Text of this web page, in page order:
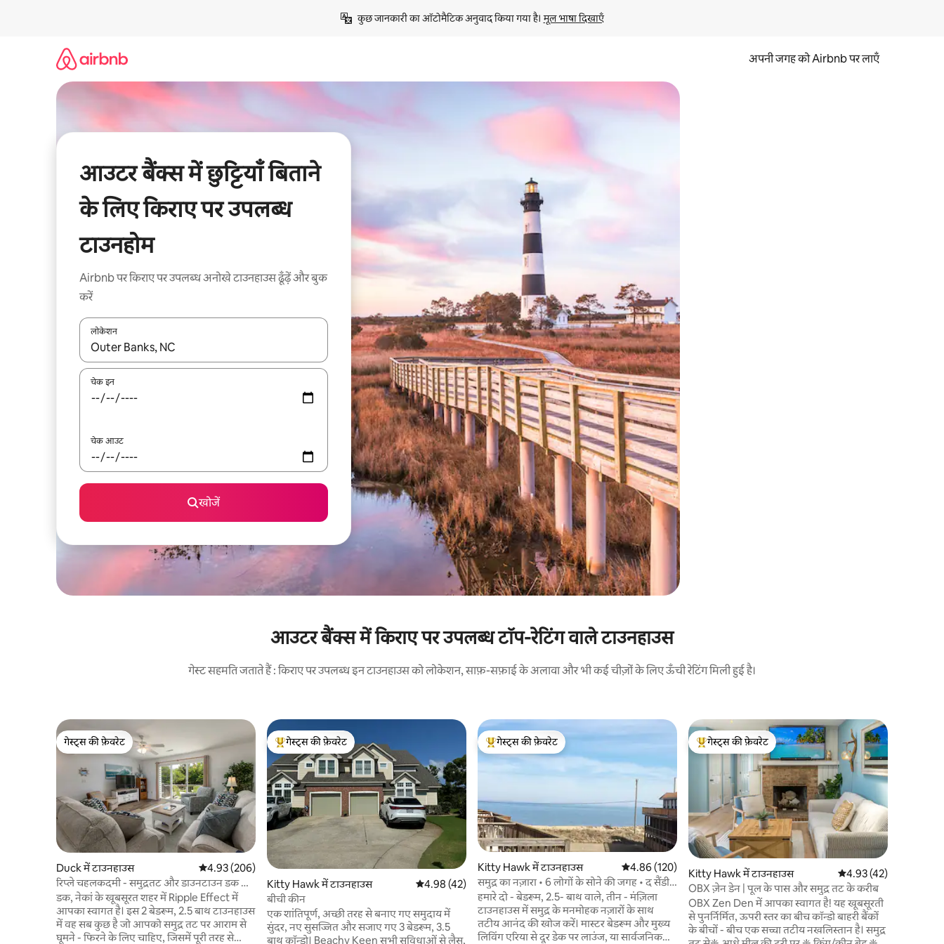
कुछ जानकारी का ऑटोमैटिक अनुवाद किया गया है। मूल भाषा दिखाएँ
अपनी जगह को Airbnb पर लाएँ
आउटर बैंक्स में छुट्टियाँ बिताने
के लिए किराए पर उपलब्ध
टाउनहोम
Airbnb पर किराए पर उपलब्ध अनोखे टाउनहाउस ढूँढ़ें और बुक
करें
लोकेशन
नतीजों के उपलब्ध होने पर, अप और डाउन 'ऐरो की' का इस्तेमाल करके नेविगेट करें या टच या फिर स्वाइप जेस्चर का इस्तेमाल करके एक्सप्लोर करें।
चेक इन
चेक आउट
खोजें
आउटर बैंक्स में किराए पर उपलब्ध टॉप-रेटिंग वाले टाउनहाउस
गेस्ट सहमति जताते हैं : किराए पर उपलब्ध इन टाउनहाउस को लोकेशन, साफ़-सफ़ाई के अलावा और भी कई चीज़ों के लिए ऊँची रेटिंग मिली हुई है।
गेस्ट्स की फ़ेवरेट
गेस्ट्स की फ़ेवरेट
Duck में टाउनहाउस औसत रेटिंग 5 में से 4.93, 206 समीक्षाएँ
4.93 (206)
रिप्ले चहलकदमी - समुद्रतट और डाउनटाउन डक की
ओर चलें!
डक, नेकां के खूबसूरत शहर में Ripple Effect में
आपका स्वागत है। इस 2 बेडरूम, 2.5 बाथ टाउनहाउस
में वह सब कुछ है जो आपको समुद्र तट पर आराम से
घूमने - फिरने के लिए चाहिए, जिसमें पूरी तरह से
गेस्ट्स का टॉप फ़ेवरेट
गेस्ट्स की फ़ेवरेट
Kitty Hawk में टाउनहाउस औसत रेटिंग 5 में से 4.98, 42 समीक्षाएँ
4.98 (42)
बीची कीन
एक शांतिपूर्ण, अच्छी तरह से बनाए गए समुदाय में
सुंदर, नए सुसज्जित और सजाए गए 3 बेडरूम, 3.5
बाथ कॉन्डो। Beachy Keen सभी सुविधाओं से लैस,
गेस्ट्स का टॉप फ़ेवरेट
गेस्ट्स की फ़ेवरेट
Kitty Hawk में टाउनहाउस औसत रेटिंग 5 में से 4.86, 120 समीक्षाएँ
4.86 (120)
समुद्र का नज़ारा • 6 लोगों के सोने की जगह • द सैंडी
एज OBX
हमारे दो - बेडरूम, 2.5- बाथ वाले, तीन - मंज़िला
टाउनहाउस में समुद्र के मनमोहक नज़ारों के साथ
तटीय आनंद की खोज करें। मास्टर बेडरूम और मुख्य
लिविंग एरिया से दूर डेक पर लाउंज, या सार्वजनिक
गेस्ट्स का टॉप फ़ेवरेट
गेस्ट्स की फ़ेवरेट
Kitty Hawk में टाउनहाउस औसत रेटिंग 5 में से 4.93,
4.93 (42)
OBX ज़ेन डेन | पूल के पास और समुद्र तट के करीब
OBX Zen Den में आपका स्वागत है! यह खूबसूरती
से पुनर्निर्मित, ऊपरी स्तर का बीच कॉन्डो बाहरी बैंकों
के बीचों - बीच एक सच्चा तटीय नखलिस्तान है। समुद्र